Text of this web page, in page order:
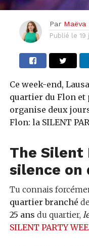
Par Maëva
Publié le 19
Ce week-end,
quartier du Flon et
organise deux
Flon: la SILENT
The Silent
silence on
Tu connais
quartier branché
25 ans du quartier,
SILENT PARTY